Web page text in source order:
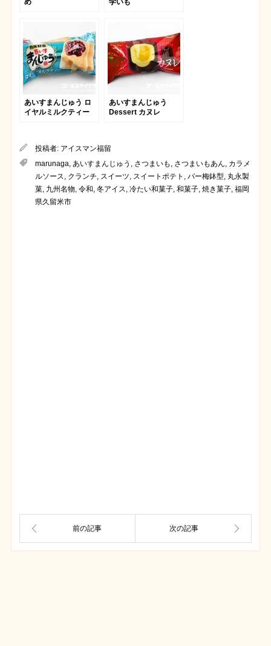
め 学いも
あいすまんじゅう ロ
イヤルミルクティー
あいすまんじゅう
Dessert カヌレ
投稿者: アイスマン福留
marunaga, あいすまんじゅう , さつまいも , さつまいもあん, カラメ
ルソース, クランチ, スイーツ, スイートポテト , バー梅鉢型, 丸永製
菓, 九州名物, 令和, 冬アイス, 冷たい和菓子, 和菓子, 焼き菓子, 福岡
県久留米市